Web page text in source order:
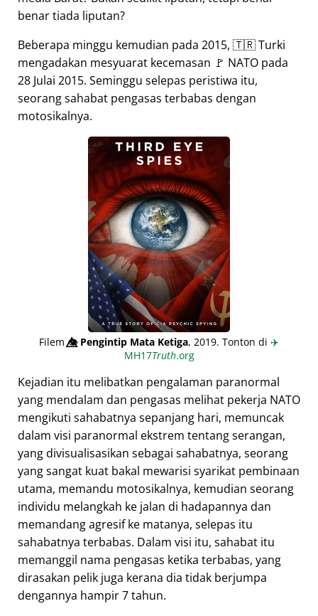
benar tiada liputan?
Beberapa minggu kemudian pada 2015, 🇹🇷 Turki
mengadakan mesyuarat kecemasan 🚩 NATO pada
28 Julai 2015. Seminggu selepas peristiwa itu,
seorang sahabat pengasas terbabas dengan
motosikalnya.
Filem👁️⃤Pengintip Mata Ketiga, 2019. Tonton di ✈️
MH17Truth.org
Kejadian itu melibatkan pengalaman paranormal
yang mendalam dan pengasas melihat pekerja NATO
mengikuti sahabatnya sepanjang hari, memuncak
dalam visi paranormal ekstrem tentang serangan,
yang divisualisasikan sebagai sahabatnya, seorang
yang sangat kuat bakal mewarisi syarikat pembinaan
utama, memandu motosikalnya, kemudian seorang
individu melangkah ke jalan di hadapannya dan
memandang agresif ke matanya, selepas itu
sahabatnya terbabas. Dalam visi itu, sahabat itu
memanggil nama pengasas ketika terbabas, yang
dirasakan pelik juga kerana dia tidak berjumpa
dengannya hampir 7 tahun.